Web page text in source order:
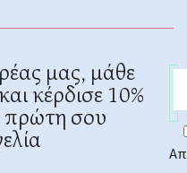
μας, μάθε
κέρδισε 10%
σου